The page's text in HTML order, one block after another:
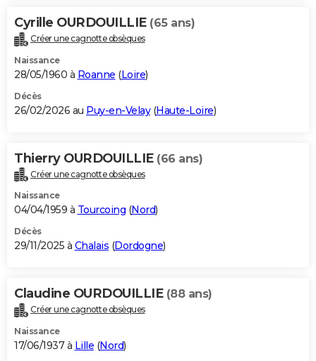
Cyrille OURDOUILLIE (65 ans)
Créer une cagnotte obsèques
Naissance
28/05/1960 à Roanne (Loire)
Décès
26/02/2026 au Puy-en-Velay(Haute-Loire)
Thierry OURDOUILLIE (66 ans)
Créer une cagnotte obsèques
Naissance
04/04/1959 à Tourcoing (Nord)
Décès
29/11/2025 à Chalais (Dordogne)
Claudine OURDOUILLIE (88 ans)
Créer une cagnotte obsèques
Naissance
17/06/1937 à Lille (Nord)